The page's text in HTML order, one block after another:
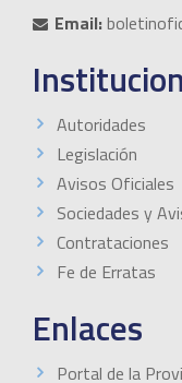
Email:
Autoridades
Legislación
Avisos Oficiales
Sociedades y
Contrataciones
Fe de Erratas
Enlaces
Portal de la